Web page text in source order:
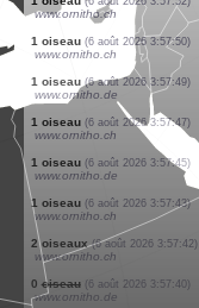
www.ornitho.de
1 oiseau (6 août 2026 3:58:04)
www.ornitho.de
0 oiseau (6 août 2026 3:58:02)
www.ornitho.de
1 oiseau (6 août 2026 3:58:00)
www.ornitho.de
1 oiseau (6 août 2026 3:57:59)
www.ornitho.ch
1 oiseau (6 août 2026 3:57:55)
www.ornitho.de
1 oiseau (6 août 2026 3:57:53)
www.ornitho.ch
1 oiseau (6 août 2026 3:57:52)
www.ornitho.ch